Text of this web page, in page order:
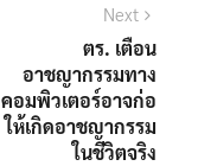
Next
post:
ตร. เตือน
อาชญากรรมทาง
คอมพิวเตอร์อาจก่อ
ให้เกิดอาชญากรรม
ในชีวิตจริง